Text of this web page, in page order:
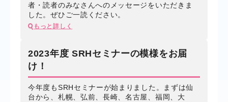
者・読者のみなさんへのメッセージをいただきま
した。ぜひご一読ください。
もっと詳しく
2023年度 SRHセミナーの模様をお届
け！
今年度もSRHセミナーが始まりました。まずは仙
台から、札幌、弘前、長崎、名古屋、福岡、大